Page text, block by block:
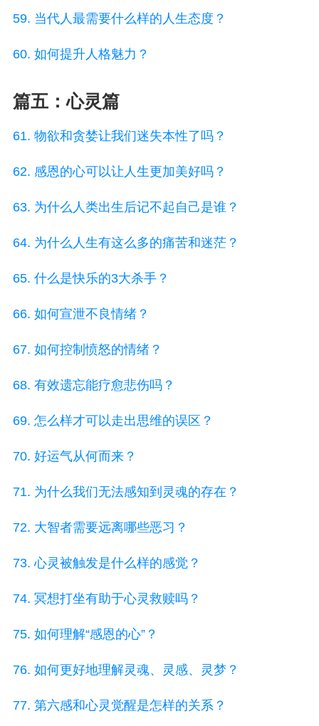
59. 当代人最需要什么样的人生态度？
60. 如何提升人格魅力？
篇五：心灵篇
61. 物欲和贪婪让我们迷失本性了吗？
62. 感恩的心可以让人生更加美好吗？
63. 为什么人类出生后记不起自己是谁？
64. 为什么人生有这么多的痛苦和迷茫？
65. 什么是快乐的3大杀手？
66. 如何宣泄不良情绪？
67. 如何控制愤怒的情绪？
68. 有效遗忘能疗愈悲伤吗？
69. 怎么样才可以走出思维的误区？
70. 好运气从何而来？
71. 为什么我们无法感知到灵魂的存在？
72. 大智者需要远离哪些恶习？
73. 心灵被触发是什么样的感觉？
74. 冥想打坐有助于心灵救赎吗？
75. 如何理解“感恩的心”？
76. 如何更好地理解灵魂、灵感、灵梦？
77. 第六感和心灵觉醒是怎样的关系？